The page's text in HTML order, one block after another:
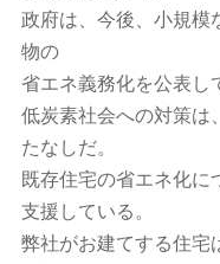
政府は、今後、小規模
物の
省エネ義務化を公表し
低炭素社会への対策は
たなしだ。
既存住宅の省エネ化に
支援している。
弊社がお建てする住宅